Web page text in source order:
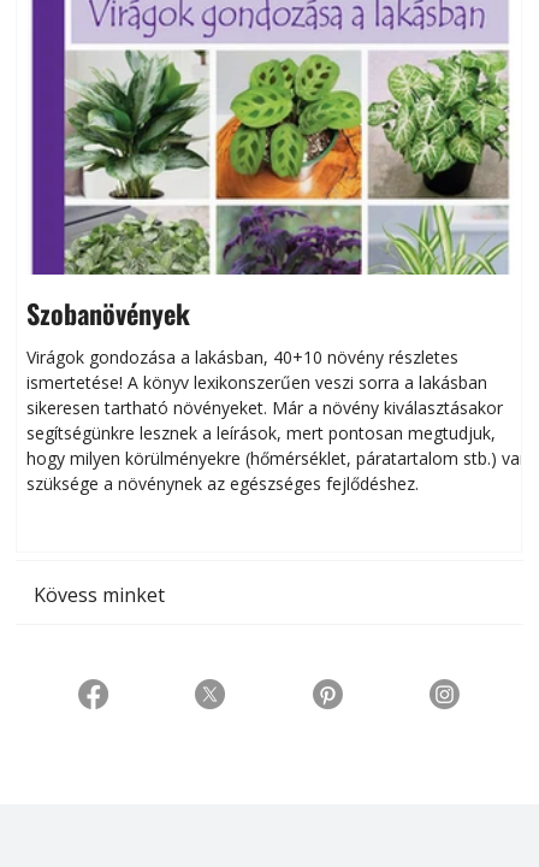
Szobanövények
Virágok gondozása a lakásban, 40+10 növény részletes
ismertetése! A könyv lexikonszerűen veszi sorra a lakásban
sikeresen tart­ha­tó növényeket. Már a növény kiválasztásakor
segítségünkre lesznek a leírások, mert pontosan megtudjuk,
hogy milyen körülményekre (hőmérséklet, páratartalom stb.) van
szüksége a növénynek az egészséges fejlődéshez.
Kövess minket